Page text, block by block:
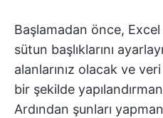
Başlamadan önce, Excel
sütun başlıklarını
alanlarınız olacak ve
bir şekilde
Ardından şunları